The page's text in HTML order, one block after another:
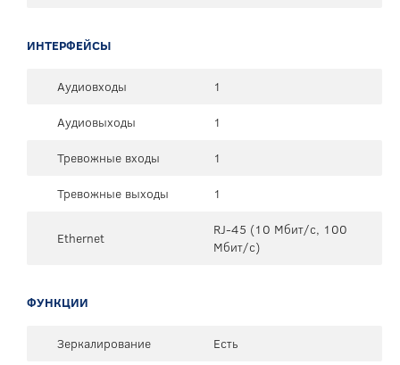
ИНТЕРФЕЙСЫ
Аудиовходы
1
Аудиовыходы
1
Тревожные входы
1
Тревожные выходы
1
Ethernet
RJ-45 (10 Мбит/с, 100
Мбит/с)
ФУНКЦИИ
Зеркалирование
Есть